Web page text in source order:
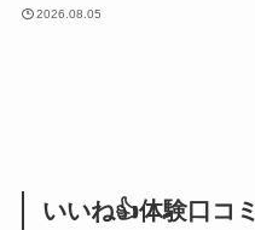
2026.08.05
いいね👍体験口コミ